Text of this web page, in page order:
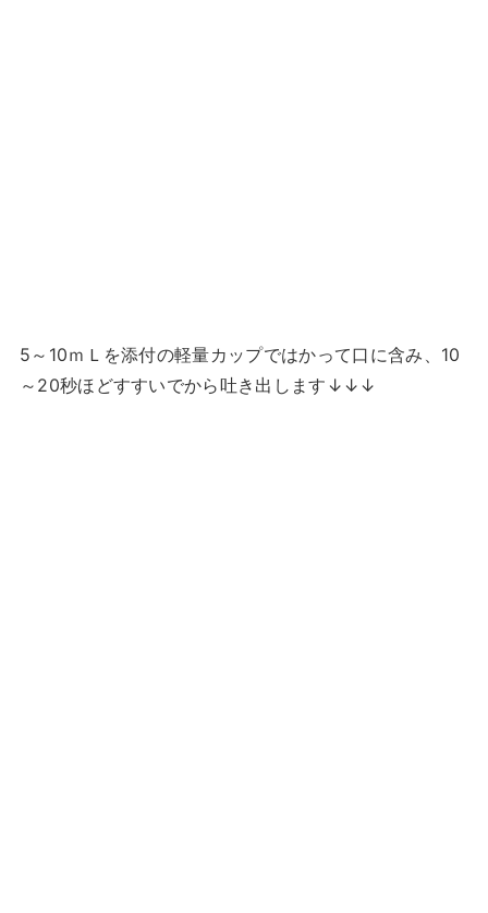
5～10ｍＬを添付の軽量カップではかって口に含み、10
～20秒ほどすすいでから吐き出します↓↓↓